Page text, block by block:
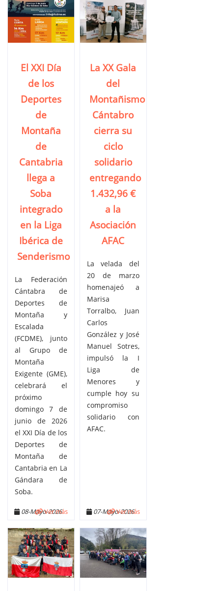
El XXI Día
de los
Deportes
de
Montaña
de
Cantabria
llega a
Soba
integrado
en la Liga
Ibérica de
Senderismo
La Federación
Cántabra de
Deportes de
Montaña y
Escalada
(FCDME), junto
al Grupo de
Montaña
Exigente (GME),
celebrará el
próximo
domingo 7 de
junio de 2026
el XXI Día de los
Deportes de
Montaña de
Cantabria en La
Gándara de
Soba.
08-Mayo-2026
Ver más
La XX Gala
del
Montañismo
Cántabro
cierra su
ciclo
solidario
entregando
1.432,96 €
a la
Asociación
AFAC
La velada del
20 de marzo
homenajeó a
Marisa
Torralbo, Juan
Carlos
González y José
Manuel Sotres,
impulsó la I
Liga de
Menores y
cumple hoy su
compromiso
solidario con
AFAC.
07-Mayo-2026
Ver más